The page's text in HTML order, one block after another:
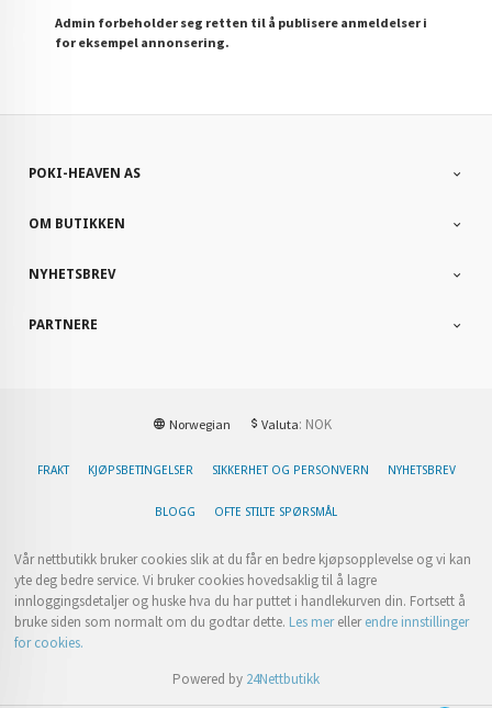
Admin forbeholder seg retten til å publisere anmeldelser i
for eksempel annonsering.
POKI-HEAVEN AS
OM BUTIKKEN
NYHETSBREV
PARTNERE
Norwegian Valuta: NOK
FRAKT KJØPSBETINGELSER SIKKERHET OG PERSONVERN NYHETSBREV
BLOGG OFTE STILTE SPØRSMÅL
Vår nettbutikk bruker cookies slik at du får en bedre kjøpsopplevelse og vi kan
yte deg bedre service. Vi bruker cookies hovedsaklig til å lagre
innloggingsdetaljer og huske hva du har puttet i handlekurven din. Fortsett å
bruke siden som normalt om du godtar dette. Les merellerendre innstillinger
for cookies.
Powered by 24Nettbutikk